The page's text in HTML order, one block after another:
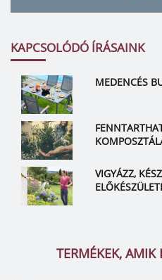
KAPCSOLÓDÓ ÍRÁSAINK
MEDENCÉS
VIGYÁZZ,
TERMÉKEK, AMIK